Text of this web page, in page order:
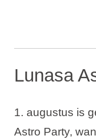
Lunasa
1. augustus is
Astro Party,